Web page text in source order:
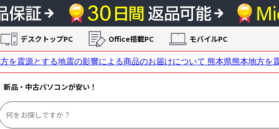
品・中古パソコンが安い！
デスクトップPC Office搭載PC モバイルPC